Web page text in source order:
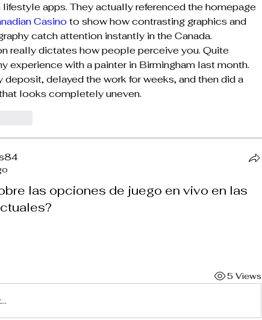
apps. They actually referenced the homepage
Casino to show how contrasting graphics and
catch attention instantly in the Canada.
really dictates how people perceive you. Quite
experience with a painter in Birmingham last month.
deposit, delayed the work for weeks, and then did a
looks completely uneven.
las opciones de juego en vivo en las
5 Views